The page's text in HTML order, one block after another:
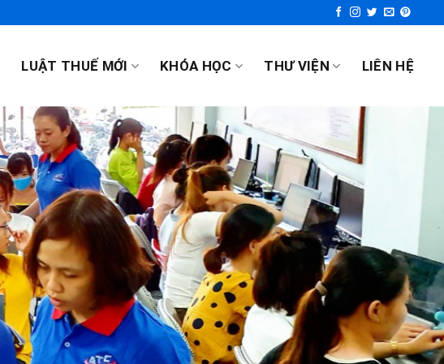
LUẬT THUẾ MỚI KHÓA HỌC THƯ VIỆN LIÊN HỆ